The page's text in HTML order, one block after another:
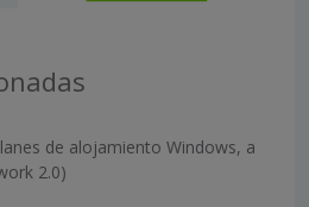
de alojamiento Windows, a
2.0)